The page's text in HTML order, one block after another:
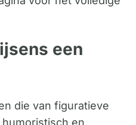
een
die van figuratieve
en